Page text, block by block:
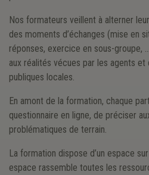
Nos formateurs veillent à alterner
des moments d’échanges (mise en
réponses, exercice en sous-groupe,
aux réalités vécues par les agents
publiques locales.
En amont de la formation, chaque
questionnaire en ligne, de préciser
problématiques de terrain.
La formation dispose d’un espace sur
espace rassemble toutes les